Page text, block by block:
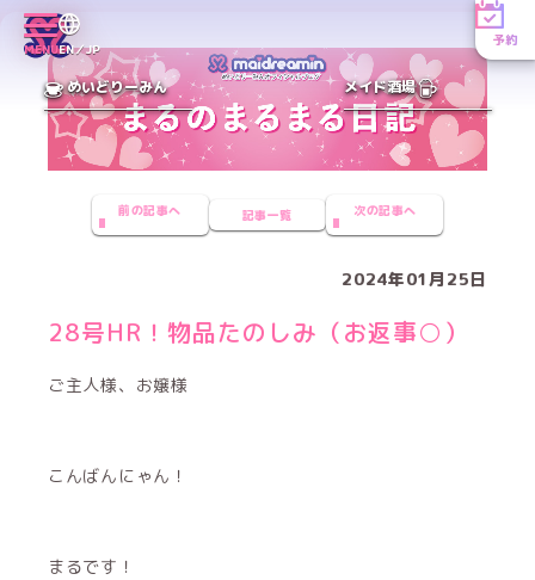
MENUEN／JP
予約
めいどりーみん メイド酒場
前の記事へ 記事一覧 次の記事へ
2024年01月25日
28号HR！物品たのしみ（お返事○）
ご主人様、お嬢様
こんばんにゃん！
まるです！